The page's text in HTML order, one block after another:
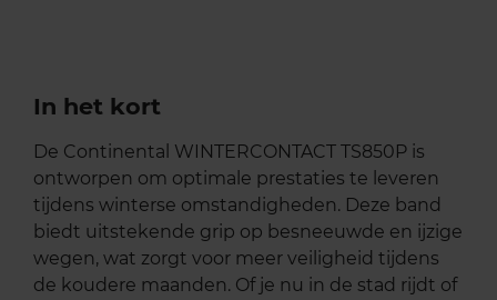
In het kort
De Continental WINTERCONTACT TS850P is
ontworpen om optimale prestaties te leveren
tijdens winterse omstandigheden. Deze band
biedt uitstekende grip op besneeuwde en ijzige
wegen, wat zorgt voor meer veiligheid tijdens
de koudere maanden. Of je nu in de stad rijdt of